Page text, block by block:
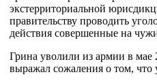
экстерриториальной
правительству проводить
действия совершенные на
Грина уволили из армии в
выражал сожаления о том, что